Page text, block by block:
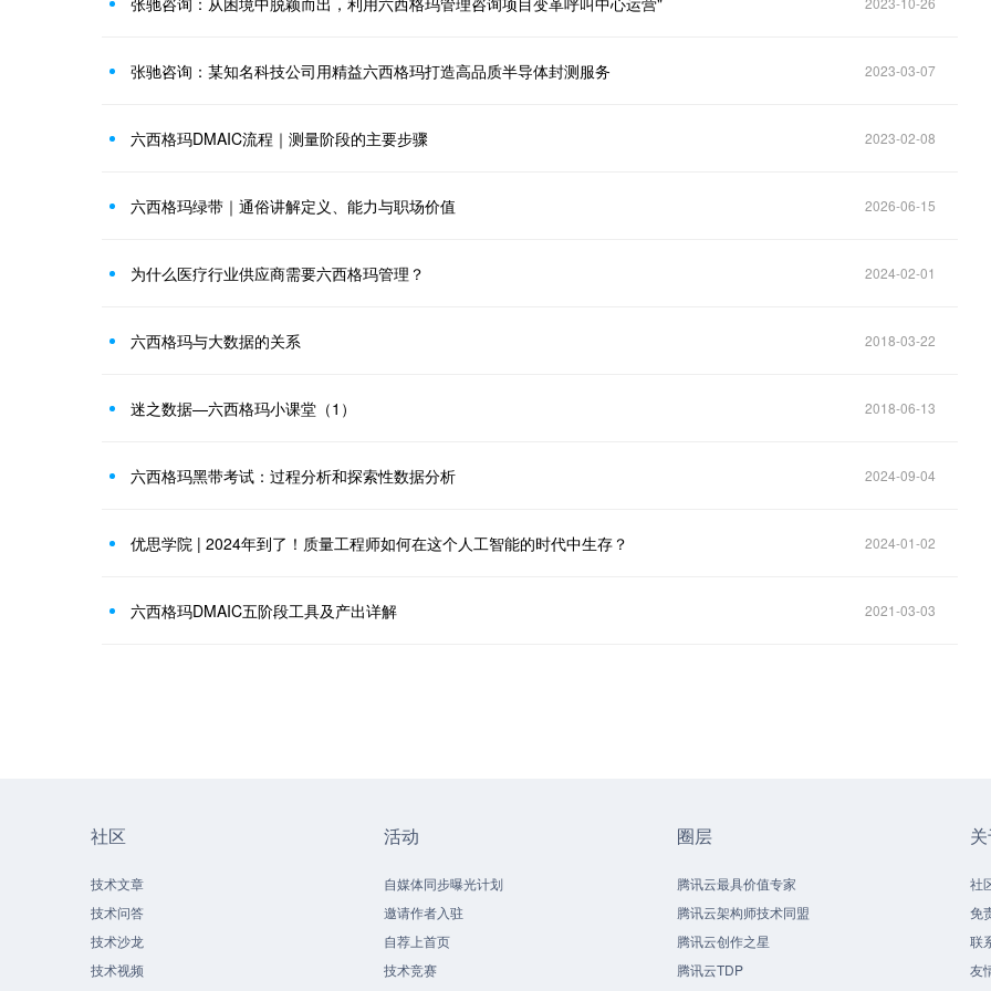
张驰咨询：某知名科技公司用精益六西格玛打造高品质半导体封测服务 2023-03-07
六西格玛DMAIC流程｜测量阶段的主要步骤 2023-02-08
六西格玛绿带｜通俗讲解定义、能力与职场价值 2026-06-15
为什么医疗行业供应商需要六西格玛管理？ 2024-02-01
六西格玛与大数据的关系 2018-03-22
迷之数据—六西格玛小课堂（1） 2018-06-13
六西格玛黑带考试：过程分析和探索性数据分析 2024-09-04
优思学院 | 2024年到了！质量工程师如何在这个人工智能的时代中生存？ 2024-01-02
六西格玛DMAIC五阶段工具及产出详解 2021-03-03
社区
技术文章
技术问答
技术沙龙
技术视频
活动
自媒体同步曝光计划
邀请作者入驻
自荐上首页
技术竞赛
圈层
腾讯云最具价值专家
腾讯云架构师技术同盟
腾讯云创作之星
腾讯云TDP
社
免
联
友